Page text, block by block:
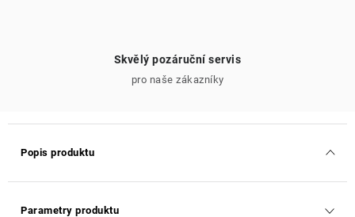
Skvělý pozáruční servis
pro naše zákazníky
Popis produktu
Parametry produktu